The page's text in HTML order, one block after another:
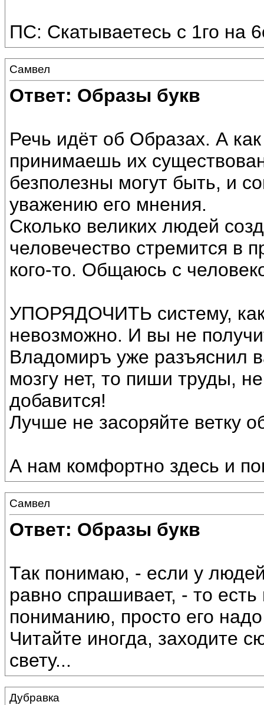
ПС: Скатываетесь с 1го на
Самвел
Ответ: Образы букв
Речь идёт об Образах. А
принимаешь их
безполезны могут быть, и
уважению его мнения.
Сколько великих людей
человечество стремится в
кого-то. Общаюсь с
УПОРЯДОЧИТЬ систему,
невозможно. И вы не
Владомиръ уже разъяснил
мозгу нет, то пиши труды,
добавится!
Лучше не засоряйте ветку
А нам комфортно здесь и
Самвел
Ответ: Образы букв
Так понимаю, - если у
равно спрашивает, - то
пониманию, просто его
Читайте иногда, заходите
свету...
Дубравка